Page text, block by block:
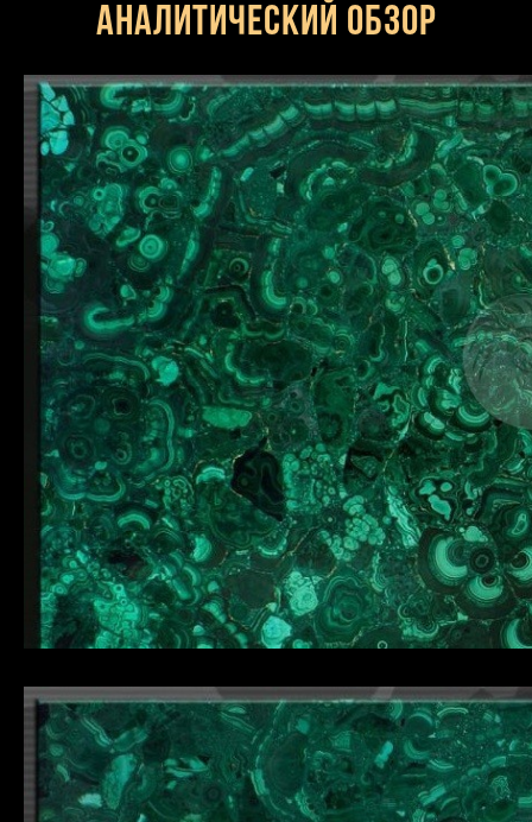
аналитический обзор